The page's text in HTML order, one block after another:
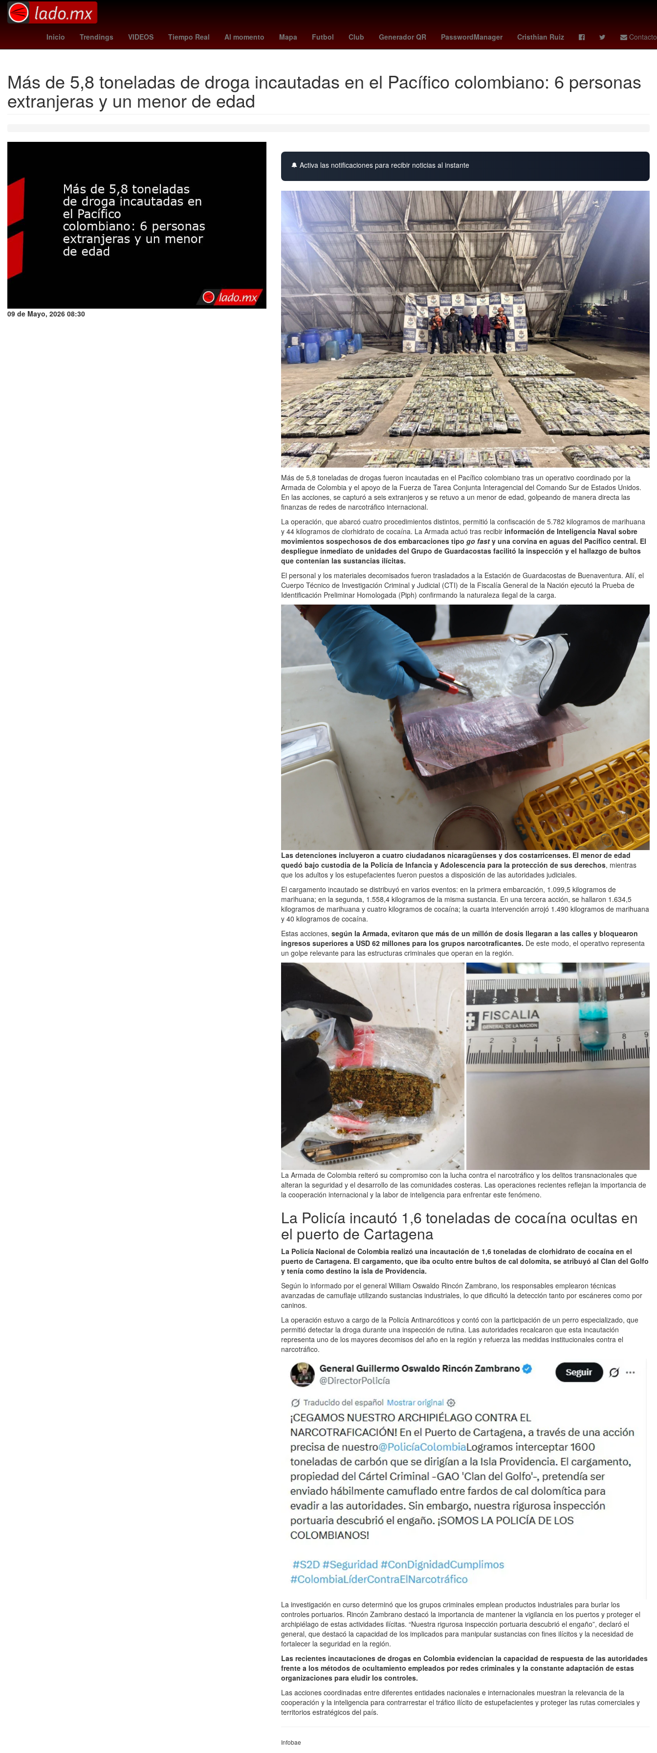
Inicio Trendings VIDEOS Tiempo Real Al momento Mapa Futbol Club Generador QR PasswordManager Cristhian Ruiz Contacto
rodri remo - santos tubi sección 22 - cnte alexandra eala cyclospora que le ocurre a la secretaria kim estafa Club de Fútbol Cruz Azul tipo de cambio dolar
Más de 5,8 toneladas de droga incautadas en el Pacífico colombiano: 6 personas
extranjeras y un menor de edad
09 de Mayo, 2026 08:30
🔔 Activa las notificaciones para recibir noticias al instante
Más de 5,8 toneladas de drogas fueron incautadas en el Pacífico colombiano tras un operativo coordinado por la
Armada de Colombia y el apoyo de la Fuerza de Tarea Conjunta Interagencial del Comando Sur de Estados Unidos.
En las acciones, se capturó a seis extranjeros y se retuvo a un menor de edad, golpeando de manera directa las
finanzas de redes de narcotráfico internacional.
La operación, que abarcó cuatro procedimientos distintos, permitió la confiscación de 5.782 kilogramos de marihuana
y 44 kilogramos de clorhidrato de cocaína. La Armada actuó tras recibir información de Inteligencia Naval sobre
movimientos sospechosos de dos embarcaciones tipo go fast y una corvina en aguas del Pacífico central. El
despliegue inmediato de unidades del Grupo de Guardacostas facilitó la inspección y el hallazgo de bultos
que contenían las sustancias ilícitas.
El personal y los materiales decomisados fueron trasladados a la Estación de Guardacostas de Buenaventura. Allí, el
Cuerpo Técnico de Investigación Criminal y Judicial (CTI) de la Fiscalía General de la Nación ejecutó la Prueba de
Identificación Preliminar Homologada (Piph) confirmando la naturaleza ilegal de la carga.
Las detenciones incluyeron a cuatro ciudadanos nicaragüenses y dos costarricenses. El menor de edad
quedó bajo custodia de la Policía de Infancia y Adolescencia para la protección de sus derechos, mientras
que los adultos y los estupefacientes fueron puestos a disposición de las autoridades judiciales.
El cargamento incautado se distribuyó en varios eventos: en la primera embarcación, 1.099,5 kilogramos de
marihuana; en la segunda, 1.558,4 kilogramos de la misma sustancia. En una tercera acción, se hallaron 1.634,5
kilogramos de marihuana y cuatro kilogramos de cocaína; la cuarta intervención arrojó 1.490 kilogramos de marihuana
y 40 kilogramos de cocaína.
Estas acciones, según la Armada, evitaron que más de un millón de dosis llegaran a las calles y bloquearon
ingresos superiores a USD 62 millones para los grupos narcotraficantes. De este modo, el operativo representa
un golpe relevante para las estructuras criminales que operan en la región.
La Armada de Colombia reiteró su compromiso con la lucha contra el narcotráfico y los delitos transnacionales que
alteran la seguridad y el desarrollo de las comunidades costeras. Las operaciones recientes reflejan la importancia de
la cooperación internacional y la labor de inteligencia para enfrentar este fenómeno.
La Policía incautó 1,6 toneladas de cocaína ocultas en
el puerto de Cartagena
La Policía Nacional de Colombia realizó una incautación de 1,6 toneladas de clorhidrato de cocaína en el
puerto de Cartagena. El cargamento, que iba oculto entre bultos de cal dolomita, se atribuyó al Clan del Golfo
y tenía como destino la isla de Providencia.
Según lo informado por el general William Oswaldo Rincón Zambrano, los responsables emplearon técnicas
avanzadas de camuflaje utilizando sustancias industriales, lo que dificultó la detección tanto por escáneres como por
caninos.
La operación estuvo a cargo de la Policía Antinarcóticos y contó con la participación de un perro especializado, que
permitió detectar la droga durante una inspección de rutina. Las autoridades recalcaron que esta incautación
representa uno de los mayores decomisos del año en la región y refuerza las medidas institucionales contra el
narcotráfico.
La investigación en curso determinó que los grupos criminales emplean productos industriales para burlar los
controles portuarios. Rincón Zambrano destacó la importancia de mantener la vigilancia en los puertos y proteger el
archipiélago de estas actividades ilícitas. “Nuestra rigurosa inspección portuaria descubrió el engaño”, declaró el
general, que destacó la capacidad de los implicados para manipular sustancias con fines ilícitos y la necesidad de
fortalecer la seguridad en la región.
Las recientes incautaciones de drogas en Colombia evidencian la capacidad de respuesta de las autoridades
frente a los métodos de ocultamiento empleados por redes criminales y la constante adaptación de estas
organizaciones para eludir los controles.
Las acciones coordinadas entre diferentes entidades nacionales e internacionales muestran la relevancia de la
cooperación y la inteligencia para contrarrestar el tráfico ilícito de estupefacientes y proteger las rutas comerciales y
territorios estratégicos del país.
Infobae